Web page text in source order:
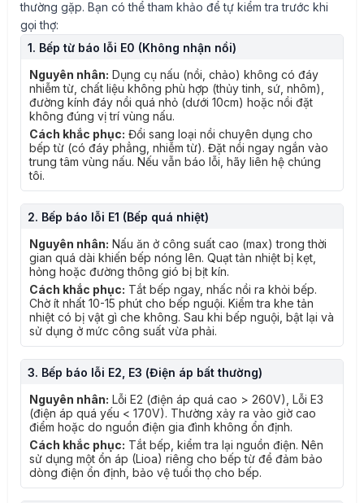
thường gặp. Bạn có thể tham khảo để tự kiểm tra trước khi
gọi thợ:
1. Bếp từ báo lỗi E0 (Không nhận nồi)
Nguyên nhân: Dụng cụ nấu (nồi, chảo) không có đáy
nhiễm từ, chất liệu không phù hợp (thủy tinh, sứ, nhôm),
đường kính đáy nồi quá nhỏ (dưới 10cm) hoặc nồi đặt
không đúng vị trí vùng nấu.
Cách khắc phục: Đổi sang loại nồi chuyên dụng cho
bếp từ (có đáy phẳng, nhiễm từ). Đặt nồi ngay ngắn vào
trung tâm vùng nấu. Nếu vẫn báo lỗi, hãy liên hệ chúng
tôi.
2. Bếp báo lỗi E1 (Bếp quá nhiệt)
Nguyên nhân: Nấu ăn ở công suất cao (max) trong thời
gian quá dài khiến bếp nóng lên. Quạt tản nhiệt bị kẹt,
hỏng hoặc đường thông gió bị bịt kín.
Cách khắc phục: Tắt bếp ngay, nhấc nồi ra khỏi bếp.
Chờ ít nhất 10-15 phút cho bếp nguội. Kiểm tra khe tản
nhiệt có bị vật gì che không. Sau khi bếp nguội, bật lại và
sử dụng ở mức công suất vừa phải.
3. Bếp báo lỗi E2, E3 (Điện áp bất thường)
Nguyên nhân: Lỗi E2 (điện áp quá cao > 260V), Lỗi E3
(điện áp quá yếu < 170V). Thường xảy ra vào giờ cao
điểm hoặc do nguồn điện gia đình không ổn định.
Cách khắc phục: Tắt bếp, kiểm tra lại nguồn điện. Nên
sử dụng một ổn áp (Lioa) riêng cho bếp từ để đảm bảo
dòng điện ổn định, bảo vệ tuổi thọ cho bếp.